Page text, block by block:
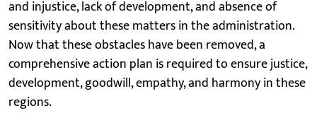
and injustice, lack of development, and absence of
sensitivity about these matters in the administration.
Now that these obstacles have been removed, a
comprehensive action plan is required to ensure justice,
development, goodwill, empathy, and harmony in these
regions.